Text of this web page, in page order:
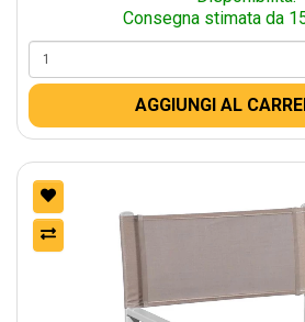
Consegna stimata da
AGGIUNGI AL